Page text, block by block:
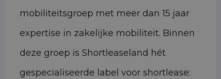
mobiliteitsgroep met meer dan 15 jaar
expertise in zakelijke mobiliteit. Binnen
deze groep is Shortleaseland hét
gespecialiseerde label voor shortlease: